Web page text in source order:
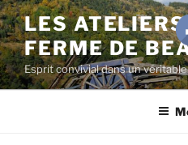
Aller
au
contenu
principal
LES
FERME DE
Esprit convivial dans un